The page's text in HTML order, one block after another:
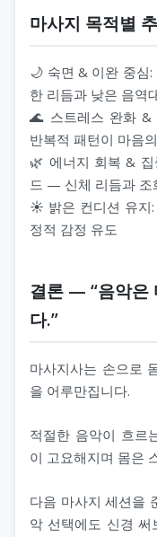
마사지 목적별
🌙 숙면 & 이완 중심
한 리듬과 낮은 음역
🌊 스트레스 완화 &
반복적 패턴이 마음
🌿 에너지 회복 &
드 — 신체 리듬과 조
☀️ 밝은 컨디션 유지
정적 감정 유도
결론 — “음악은
다.”
마사지사는 손으로
을 어루만집니다.
적절한 음악이 흐르
이 고요해지며 몸은
다음 마사지 세션을
악 선택에도 신경